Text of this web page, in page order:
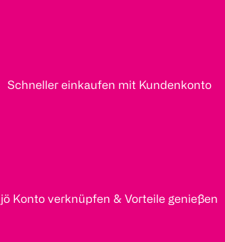
Schneller einkaufen mit Kundenkonto
jö Konto verknüpfen & Vorteile genießen